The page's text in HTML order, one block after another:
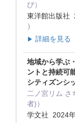
び）
東洋館出版社
）
▶ 詳細を見る
地域から学ぶ
ントと持続可
シティズンシ
二ノ宮リム さ
者)）
学文社 2024